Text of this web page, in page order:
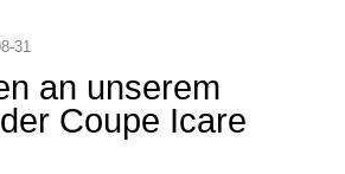
31
an unserem
Coupe Icare